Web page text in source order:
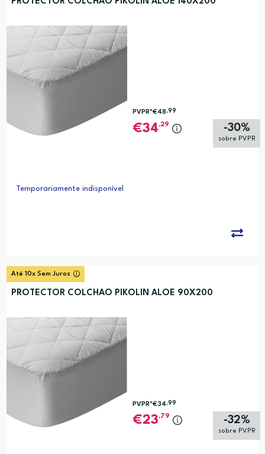
-30%
sobre PVPR
PVPR*€48,99
34,29
Temporariamente indisponível
Até 10x Sem Juros
PROTECTOR COLCHAO PIKOLIN ALOE 90X200
-32%
sobre PVPR
PVPR*€34,99
23,79